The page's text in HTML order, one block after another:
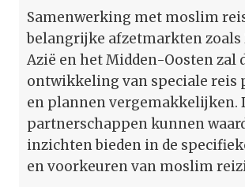
Samenwerking met moslim
belangrijke afzetmarkten zoals
Azië en het Midden-Oosten zal
ontwikkeling van speciale reis
en plannen vergemakkelijken.
partnerschappen kunnen
inzichten bieden in de
en voorkeuren van moslim